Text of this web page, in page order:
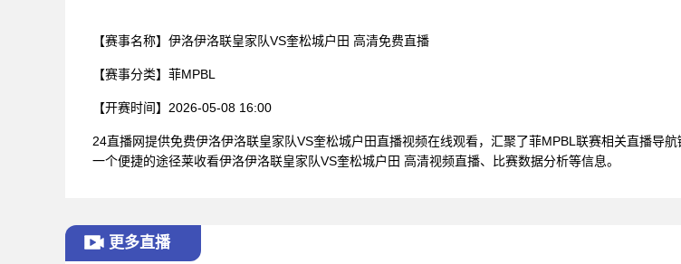
【赛事名称】 伊洛伊洛联皇家队VS奎松城户田 高清免费直播
【赛事分类】 菲MPBL
【开赛时间】 2026-05-08 16:00
24直播网提供免费伊洛伊洛联皇家队VS奎松城户田直播视频在线观看，汇聚了菲MPBL联赛相关直播导
一个便捷的途径莱收看伊洛伊洛联皇家队VS奎松城户田 高清视频直播、比赛数据分析等信息。
更多直播